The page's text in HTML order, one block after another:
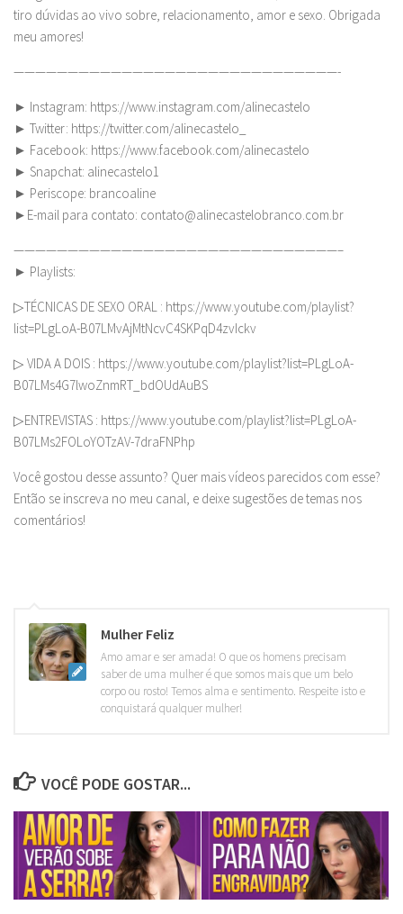
tiro dúvidas ao vivo sobre, relacionamento, amor e sexo. Obrigada
meu amores!
——————————————————————————————-
► Instagram: https://www.instagram.com/alinecastelo
► Twitter: https://twitter.com/alinecastelo_
► Facebook: https://www.facebook.com/alinecastelo
► Snapchat: alinecastelo1
► Periscope: brancoaline
►E-mail para contato: contato@alinecastelobranco.com.br
——————————————————————————————–
► Playlists:
▷TÉCNICAS DE SEXO ORAL : https://www.youtube.com/playlist?
list=PLgLoA-B07LMvAjMtNcvC4SKPqD4zvIckv
▷ VIDA A DOIS : https://www.youtube.com/playlist?list=PLgLoA-
B07LMs4G7lwoZnmRT_bdOUdAuBS
▷ENTREVISTAS : https://www.youtube.com/playlist?list=PLgLoA-
B07LMs2FOLoYOTzAV-7draFNPhp
Você gostou desse assunto? Quer mais vídeos parecidos com esse?
Então se inscreva no meu canal, e deixe sugestões de temas nos
comentários!
Mulher Feliz
Amo amar e ser amada! O que os homens precisam
saber de uma mulher é que somos mais que um belo
corpo ou rosto! Temos alma e sentimento. Respeite isto e
conquistará qualquer mulher!
VOCÊ PODE GOSTAR...